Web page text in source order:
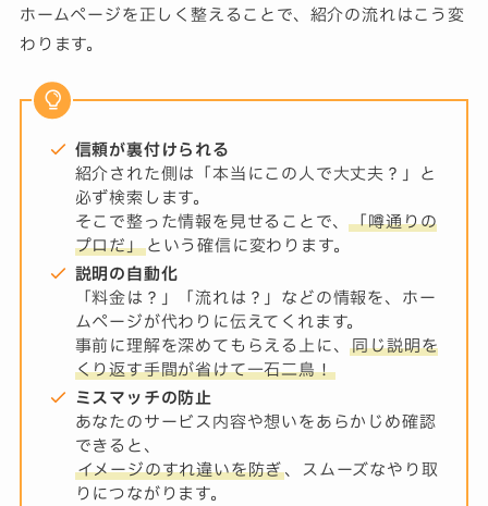
ホームページを正しく整えることで、紹介の流れはこう変
わります。
信頼が裏付けられる
紹介された側は「本当にこの人で大丈夫？」と
必ず検索します。
そこで整った情報を見せることで、「噂通りの
プロだ」という確信に変わります。
説明の自動化
「料金は？」「流れは？」などの情報を、ホー
ムページが代わりに伝えてくれます。
事前に理解を深めてもらえる上に、同じ説明を
くり返す手間が省けて一石二鳥！
ミスマッチの防止
あなたのサービス内容や想いをあらかじめ確認
できると、
イメージのすれ違いを防ぎ、スムーズなやり取
りにつながります。